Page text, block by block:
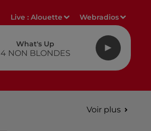
Live :Alouette Webradios
What's Up
4 NON BLONDES
Voir plus